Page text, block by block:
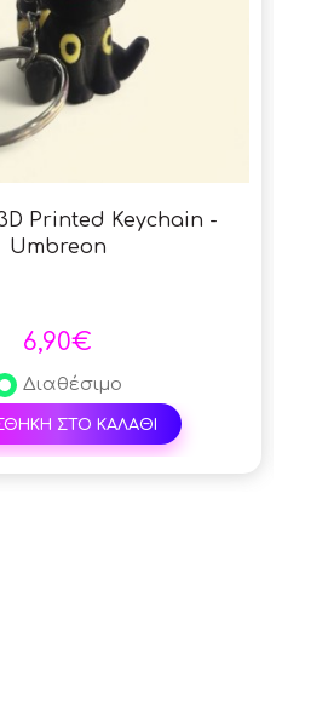
Printed Keychain -
Umbreon
6,90€
Διαθέσιμο
ΣΤΟ ΚΑΛΑΘΙ